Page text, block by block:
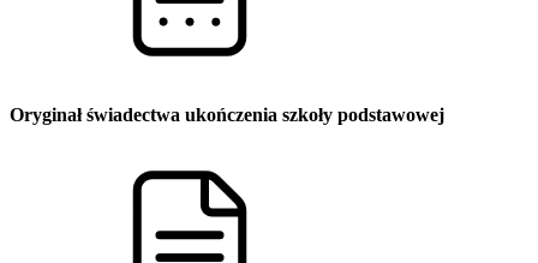
Oryginał świadectwa ukończenia szkoły podstawowej